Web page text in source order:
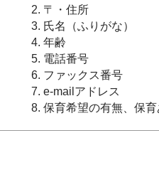
〒・住所
氏名（ふりがな）
年齢
電話番号
ファックス番号
e-mailアドレス
保育希望の有無、保